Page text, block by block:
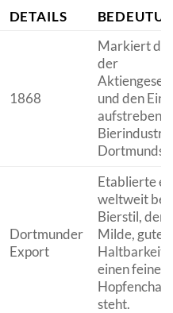
DETAILS
1868
Markiert
der
und den
Bierindustrie
Dortmunds.
Dortmunder
Export
Etablierte
weltweit
Bierstil, der
Milde, gute
Haltbarkeit
einen feinen
steht.